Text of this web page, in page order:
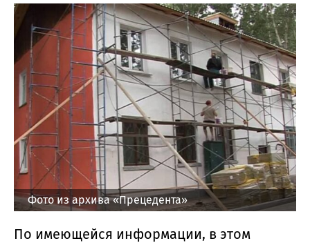
Фото из архива «Прецедента»
По имеющейся информации, в этом